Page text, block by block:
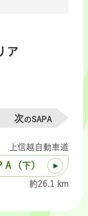
ア
次のSAPA
上信越自動車道
（下）
約26.1 km